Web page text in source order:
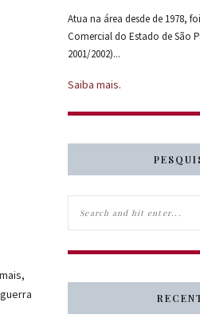
Atua na área desde de 1978,
Comercial do Estado de São
2001/2002)...
Saiba mais.